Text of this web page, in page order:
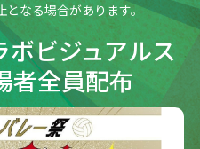
見る
となる場合があります。
ビジュアルス
者全員配布